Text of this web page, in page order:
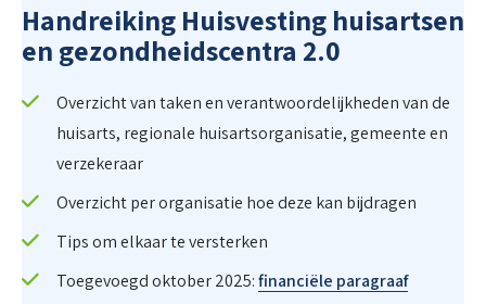
Handreiking Huisvesting huisartsen
en gezondheidscentra 2.0
Overzicht van taken en verantwoordelijkheden van de
huisarts, regionale huisartsorganisatie, gemeente en
verzekeraar
Overzicht per organisatie hoe deze kan bijdragen
Tips om elkaar te versterken
Toegevoegd oktober 2025:financiële paragraaf